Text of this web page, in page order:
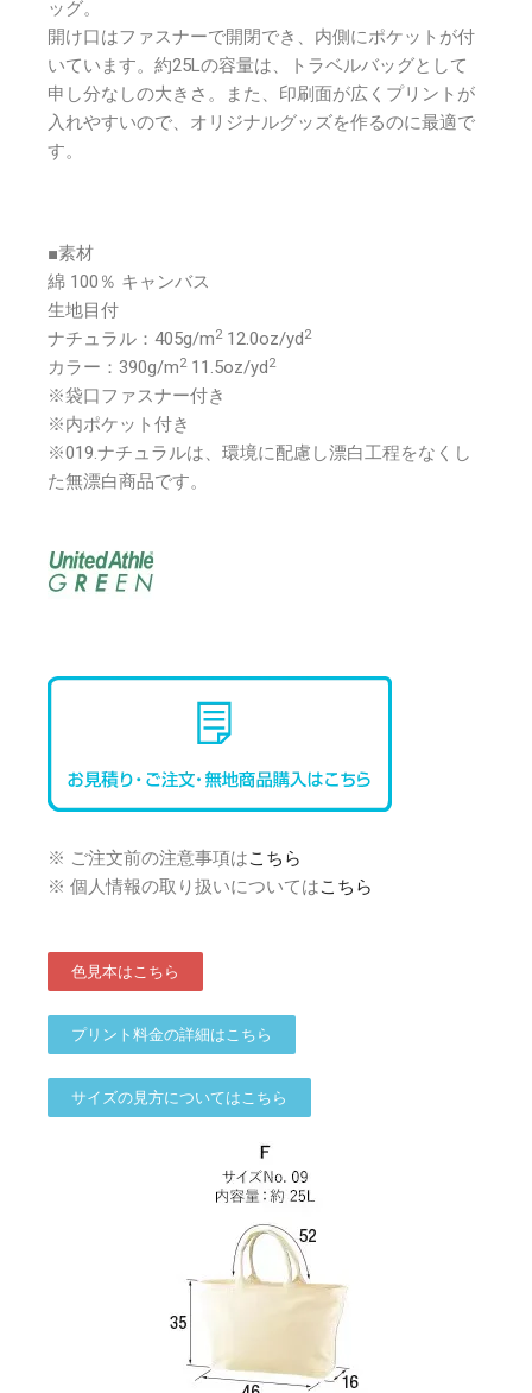
ッグ。
開け口はファスナーで開閉でき、内側にポケットが付
いています。約25Lの容量は、トラベルバッグとして
申し分なしの大きさ。また、印刷面が広くプリントが
入れやすいので、オリジナルグッズを作るのに最適で
す。
■素材
綿 100％ キャンバス
生地目付
ナチュラル：405g/m212.0oz/yd 2
カラー：390g/m211.5oz/yd 2
※袋口ファスナー付き
※内ポケット付き
※019.ナチュラルは、環境に配慮し漂白工程をなくし
た無漂白商品です。
※ ご注文前の注意事項はこちら
※ 個人情報の取り扱いについてはこちら
色見本はこちら
プリント料金の詳細はこちら
サイズの見方についてはこちら